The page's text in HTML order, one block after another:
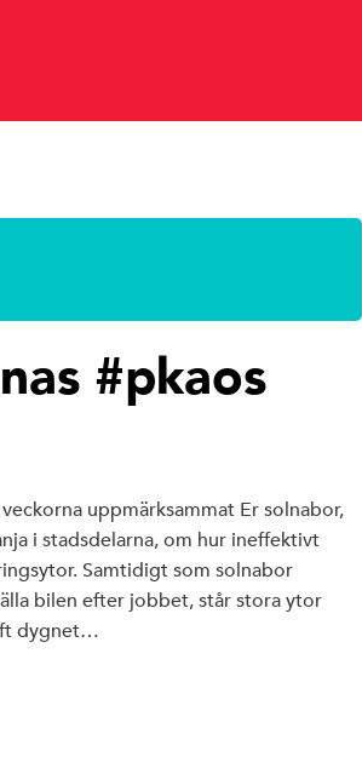
#pkaos
uppmärksammat Er solnabor,
i stadsdelarna, om hur ineffektivt
Samtidigt som solnabor
bilen efter jobbet, står stora ytor
dygnet…